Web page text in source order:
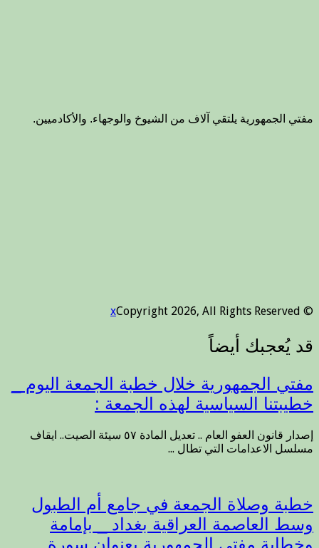
مفتي الجمهورية يلتقي آلاف من الشيوخ والوجهاء. والأكادميين.
© Copyright 2026, All Rights Reserved
x
مفتي الجمهورية خلال خطبة الجمعة اليوم _
خطيبتنا السياسية لهذه الجمعة :
إصدار قانون العفو العام .. تعديل المادة ٥٧ سيئة الصيت.. ايقاف
مسلسل الاعدامات التي تطال ...
خطبة وصلاة الجمعة في جامع أم الطبول
وسط العاصمة العراقية بغداد _ بإمامة
وخطابة مفتي الجمهورية بعنوان سورة